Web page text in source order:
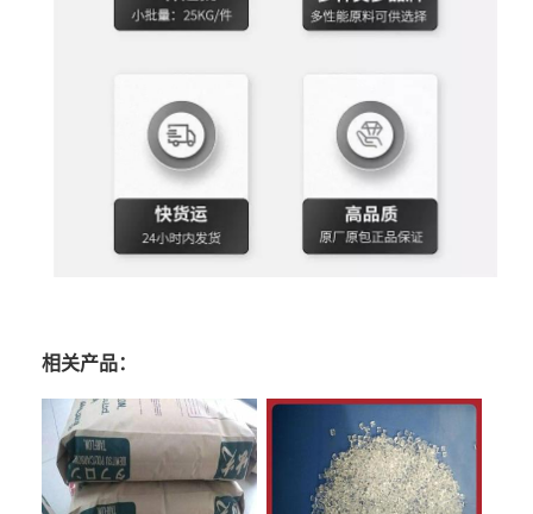
相关产品：